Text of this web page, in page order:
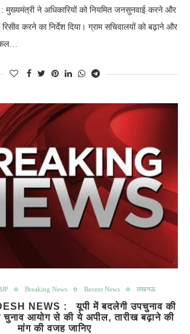
ने अधिकारियों को नियमित जनसुनवाई करने और
करने का निर्देश दिया। ग्राम सचिवालयों को बढ़ाने और
Breaking News Recent News लखनऊ
NEWS : यूपी में बदलेगी उपचुनाव की
चुनाव आयोग से की ये अपील, तारीख बढ़ाने की
मांग की वजह जानिए